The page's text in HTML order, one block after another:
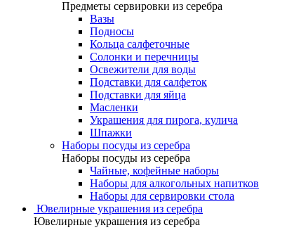
Предметы сервировки из серебра
Вазы
Подносы
Кольца салфеточные
Солонки и перечницы
Освежители для воды
Подставки для салфеток
Подставки для яйца
Масленки
Украшения для пирога, кулича
Шпажки
Наборы посуды из серебра
Наборы посуды из серебра
Чайные, кофейные наборы
Наборы для алкогольных напитков
Наборы для сервировки стола
Ювелирные украшения из серебра
Ювелирные украшения из серебра